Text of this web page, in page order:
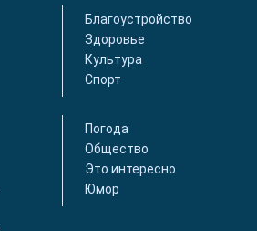
Благоустройство
Здоровье
Культура
Спорт
Погода
Общество
Это интересно
Юмор